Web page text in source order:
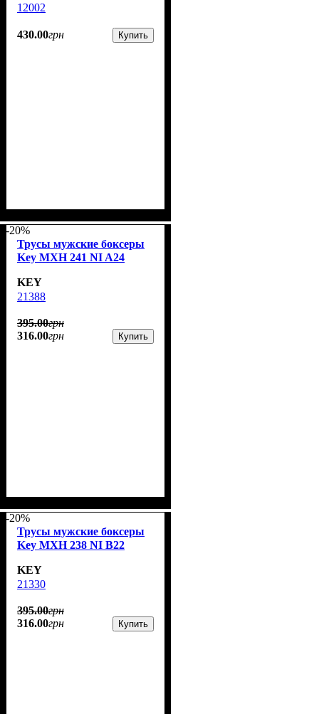
12002
430.00грн Купить
-20%
Трусы мужские боксеры
Key MXH 241 NI A24
KEY
21388
395.00грн
316.00грн Купить
-20%
Трусы мужские боксеры
Key MXH 238 NI B22
KEY
21330
395.00грн
316.00грн Купить